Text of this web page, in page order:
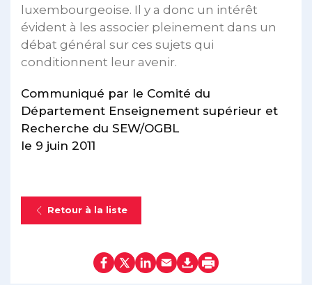
luxembourgeoise. Il y a donc un intérêt
évident à les associer pleinement dans un
débat général sur ces sujets qui
conditionnent leur avenir.
Communiqué par le Comité du
Département Enseignement supérieur et
Recherche du SEW/OGBL
le 9 juin 2011
Retour à la liste